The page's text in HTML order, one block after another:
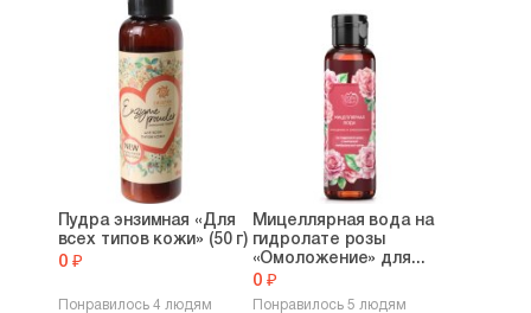
Пудра энзимная «Для
всех типов кожи» (50 г)
0 ₽
Понравилось 4 людям
Мицеллярная вода на
гидролате розы
«Омоложение» для...
0 ₽
Понравилось 5 людям